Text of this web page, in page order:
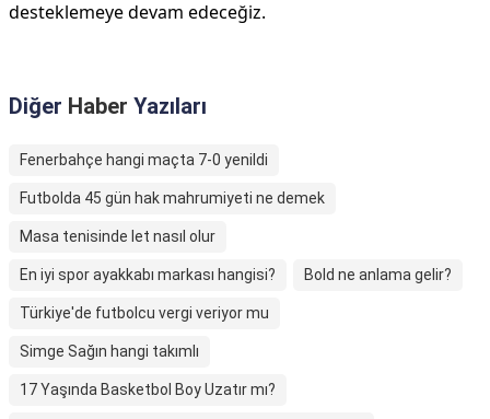
desteklemeye devam edeceğiz.
Diğer Haber Yazıları
Fenerbahçe hangi maçta 7-0 yenildi
Futbolda 45 gün hak mahrumiyeti ne demek
Masa tenisinde let nasıl olur
En iyi spor ayakkabı markası hangisi? Bold ne anlama gelir?
Türkiye'de futbolcu vergi veriyor mu
Simge Sağın hangi takımlı
17 Yaşında Basketbol Boy Uzatır mı?